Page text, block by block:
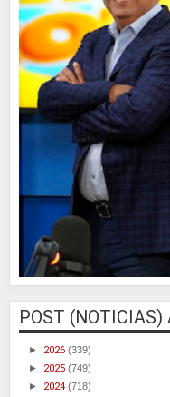
POST (NOTICIAS)
► 2026 (339)
► 2025 (749)
► 2024 (718)